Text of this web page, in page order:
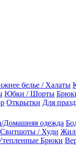
белье / Халаты
Юбки / Шорты
Открытки Для
одежда
Свитшоты / Худи
Брюки